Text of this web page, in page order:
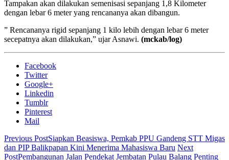
Tampakan akan dilakukan semenisasi sepanjang 1,8 Kilometer
dengan lebar 6 meter yang rencananya akan dibangun.
” Rencananya rigid sepanjang 1 kilo lebih dengan lebar 6 meter
secepatnya akan dilakukan,” ujar Asnawi. (mckab/log)
Facebook
Twitter
Google+
Linkedin
Tumblr
Pinterest
Mail
Previous PostSiapkan Beasiswa, Pemkab PPU Gandeng STT Migas
dan PIP Balikpapan Kini Menerima Mahasiswa Baru Next
PostPembangunan Jalan Pendekat Jembatan Pulau Balang Penting